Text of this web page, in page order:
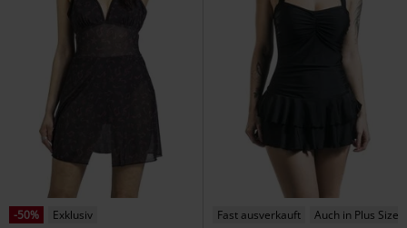
-50%
Exklusiv
Fast ausverkauft Auch in Plus Size